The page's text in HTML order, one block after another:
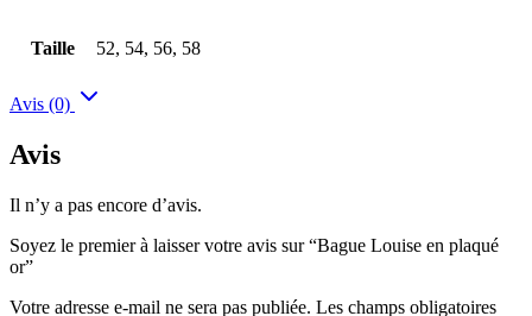
Taille 52, 54, 56, 58
Avis (0)
Avis
Il n’y a pas encore d’avis.
Soyez le premier à laisser votre avis sur “Bague Louise en plaqué
or”
Votre adresse e-mail ne sera pas publiée. Les champs obligatoires